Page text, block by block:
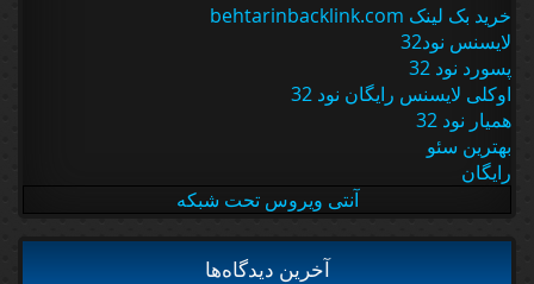
خرید بک لینک behtarinbacklink.com
لایسنس نود32
پسورد نود 32
اوکلی لایسنس رایگان نود 32
همیار نود 32
بهترین سئو
رایگان
آنتی ویروس تحت شبکه
آخرین دیدگاه‌ها